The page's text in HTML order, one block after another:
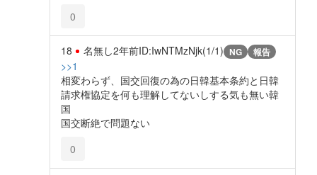
0
18 名無し2年前ID:IwNTMzNjk(1/1) NG 報告
>>1
相変わらず、国交回復の為の日韓基本条約と日韓
請求権協定を何も理解してないしする気も無い韓
国
国交断絶で問題ない
0